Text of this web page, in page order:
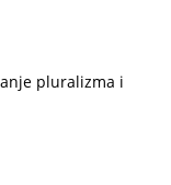
pluralizma i